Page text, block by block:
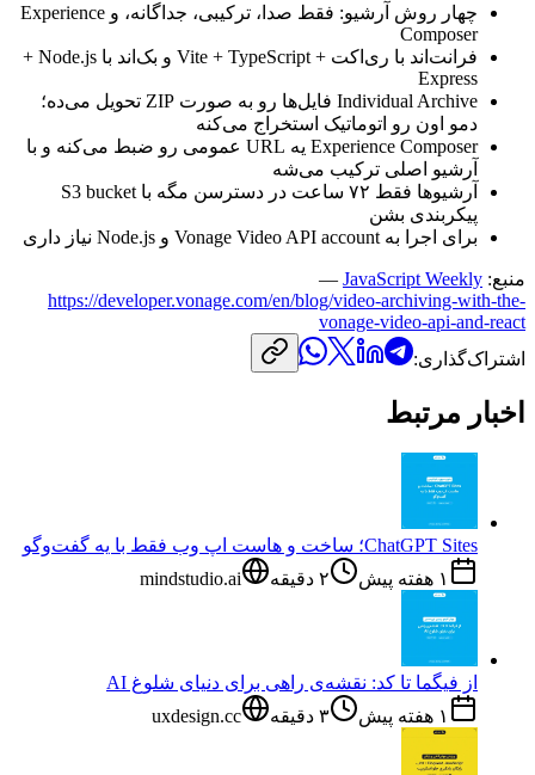
چهار روش آرشیو: فقط صدا، ترکیبی، جداگانه، و Experience
Composer
فرانت‌اند با ری‌اکت +
TypeScript
+
Vite و بک‌اند با Node.js
+
Express
Individual Archive فایل‌ها رو به صورت ZIP تحویل می‌ده؛
دمو اون رو اتوماتیک استخراج می‌کنه
Experience Composer یه URL عمومی رو ضبط می‌کنه و با
آرشیو اصلی ترکیب می‌شه
آرشیوها فقط ۷۲ ساعت در دسترسن مگه با S3 bucket
پیکربندی بشن
برای اجرا به Vonage Video API account و Node.js نیاز داری
منبع: JavaScript Weekly
—
https://developer.vonage.com/en/blog/video-archiving-with-the-
vonage-video-api-and-react
اشتراک‌گذاری:
اخبار مرتبط
ChatGPT Sites؛ ساخت و هاست اپ وب فقط با یه گفت‌وگو
۱ هفته پیش
۲ دقیقه mindstudio.ai
از فیگما تا کد: نقشه‌ی راهی برای دنیای شلوغ AI
۱ هفته پیش
۳ دقیقه uxdesign.cc